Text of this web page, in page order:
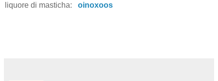
liquore di masticha: oinoxoos